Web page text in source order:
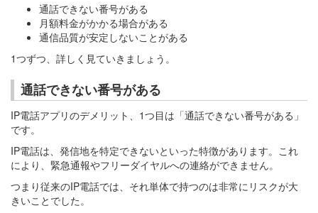
通話できない番号がある
月額料金がかかる場合がある
通信品質が安定しないことがある
1つずつ、詳しく見ていきましょう。
通話できない番号がある
IP電話アプリのデメリット、1つ目は「通話できない番号がある」
です。
IP電話は、発信地を特定できないといった特徴があります。これ
により、緊急通報やフリーダイヤルへの連絡ができません。
つまり従来のIP電話では、それ単体で持つのは非常にリスクが大
きいことでした。